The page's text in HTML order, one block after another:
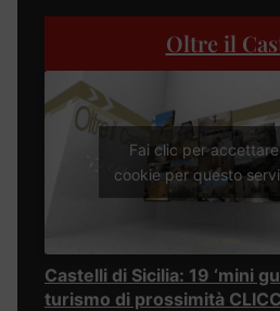
Oltre il
Fai clic per
cookie per questo
Castelli di Sicilia: 19 ‘mini
turismo di prossimità